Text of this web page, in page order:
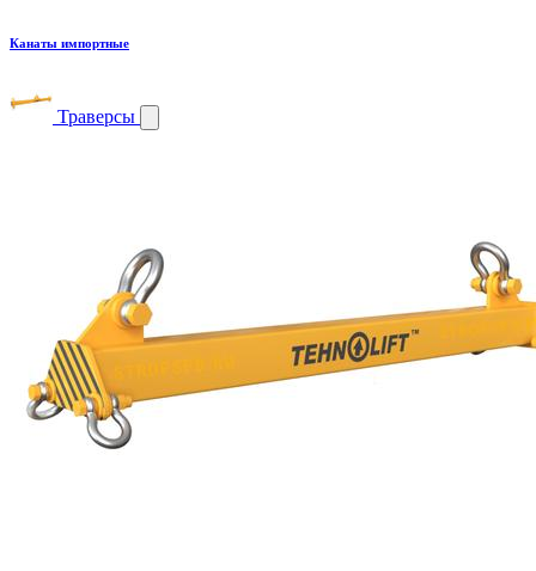
Канаты импортные
Траверсы